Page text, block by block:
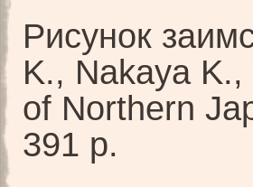
Рисунок
K., Nakaya
of Northern
391 p.